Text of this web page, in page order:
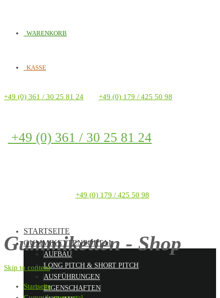
WARENKORB
KASSE
+49 (0) 361 / 30 25 81 24 +49 (0) 179 / 425 50 98
+49 (0) 361 / 30 25 81 24
+49 (0) 179 / 425 50 98
Gummiketten - Shop
STARTSEITE
GUMMIKETTENPORTAL
AUFBAU
LONG PITCH & SHORT PITCH
AUSFÜHRUNGEN
EIGENSCHAFTEN
Skip to content
Startseite